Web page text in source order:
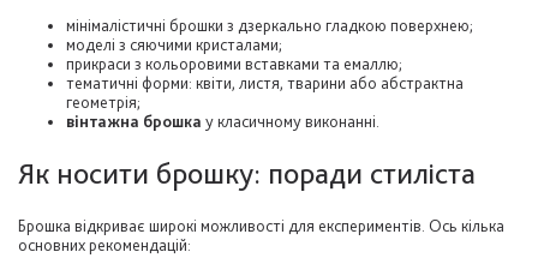
мінімалістичні брошки з дзеркально гладкою поверхнею;
моделі з сяючими кристалами;
прикраси з кольоровими вставками та емаллю;
тематичні форми: квіти, листя, тварини або абстрактна
геометрія;
вінтажна брошка у класичному виконанні.
Як носити брошку: поради стиліста
Брошка відкриває широкі можливості для експериментів. Ось кілька
основних рекомендацій: